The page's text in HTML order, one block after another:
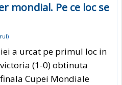
mondial. Pe ce loc se
)
a urcat pe primul loc in
(1-0) obtinuta
Cupei Mondiale